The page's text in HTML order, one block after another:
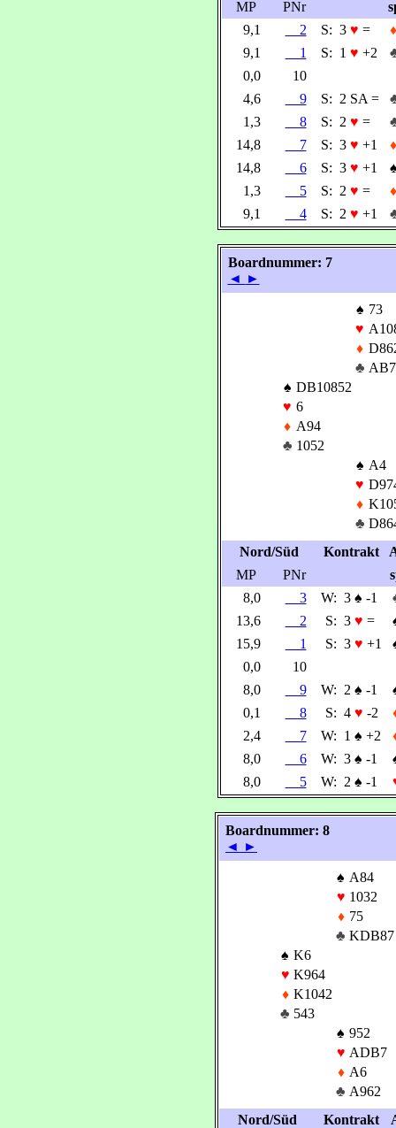
MP PNr
9,1
2 S: 3 ♥ =
♦
9,1
1 S: 1 ♥ +2
0,0
10
4,6
9 S: 2 SA =
1,3
8 S: 2 ♥ =
14,8
7 S: 3 ♥ +1
♦
14,8
6 S: 3 ♥ +1
1,3
5 S: 2 ♥ =
♦
9,1
4 S: 2 ♥ +1
Boardnummer: 7
◄ ►
♠ 73
♥
♦
♣ AB7
♠ DB10852
♥ 6
♦ A94
♣ 1052
♠ A4
♥
♦
♣
Nord/Süd
Kontrakt
MP
PNr
8,0
3 W: 3 ♠ -1
13,6
2 S: 3 ♥ =
15,9
1 S: 3 ♥ +1
0,0
10
8,0
9 W: 2 ♠ -1
0,1
8 S: 4 ♥ -2
2,4
7 W: 1 ♠ +2
8,0
6 W: 3 ♠ -1
8,0
5 W: 2 ♠ -1
Boardnummer: 8
◄ ►
♠ A84
♥ 1032
♦ 75
♣ KDB87
♠ K6
♥ K964
♦ K1042
♣ 543
♠ 952
♥ ADB7
♦ A6
♣ A962
Nord/Süd
Kontrakt